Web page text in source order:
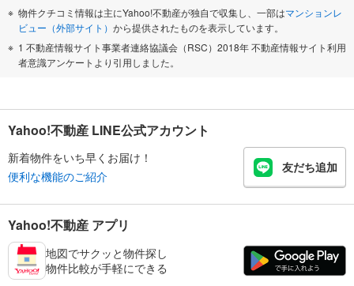
物件クチコミ情報は主にYahoo!不動産が独自で収集し、一部はマンションレ
ビュー（外部サイト） から提供されたものを表示しています。
1 不動産情報サイト事業者連絡協議会（RSC）2018年 不動産情報サイト利用
者意識アンケートより引用しました。
Yahoo!不動産 LINE公式アカウント
新着物件をいち早くお届け！
便利な機能のご紹介
友だち追加
Yahoo!不動産 アプリ
地図でサクッと物件探し
物件比較が手軽にできる